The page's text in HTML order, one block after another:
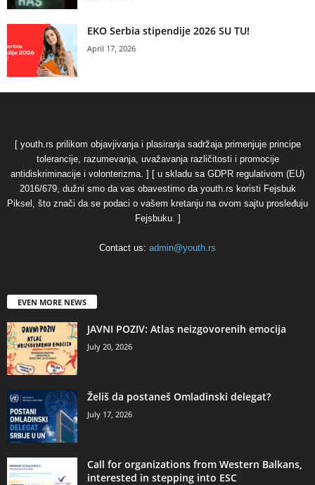
EKO Serbia stipendije 2026 SU TU!
April 17, 2026
[ youth.rs prilikom objavjivanja i plasiranja sadržaja primenjuje principe
tolerancije, razumevanja, uvažavanja različitosti i promocije
antidiskriminacije i volonterizma. ] [ u skladu sa GDPR regulativom (EU)
2016/679, dužni smo da vas obavestimo da youth.rs koristi Fejsbuk
Piksel, što znači da se podaci o vašem kretanju na ovom sajtu prosleđuju
Fejsbuku. ]
Contact us: admin@youth.rs
EVEN MORE NEWS
JAVNI POZIV: Atlas neizgovorenih emocija
July 20, 2026
Želiš da postaneš Omladinski delegat?
July 17, 2026
Call for organizations from Western Balkans,
interested in stepping into ESC